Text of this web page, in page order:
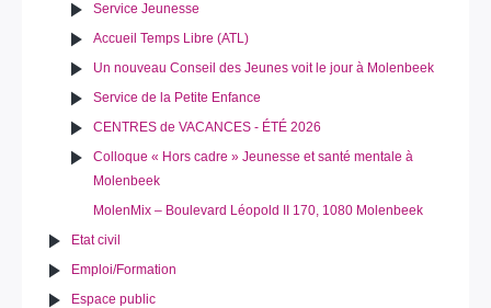
Service Jeunesse
Accueil Temps Libre (ATL)
Un nouveau Conseil des Jeunes voit le jour à Molenbeek
Service de la Petite Enfance
CENTRES de VACANCES - ÉTÉ 2026
Colloque « Hors cadre » Jeunesse et santé mentale à
Molenbeek
MolenMix – Boulevard Léopold II 170, 1080 Molenbeek
Etat civil
Emploi/Formation
Espace public